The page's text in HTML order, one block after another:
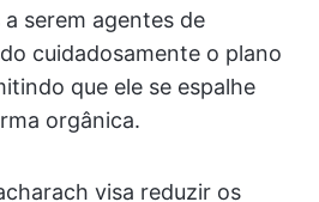
serem agentes de
cuidadosamente o plano
que ele se espalhe
orgânica.
visa reduzir os